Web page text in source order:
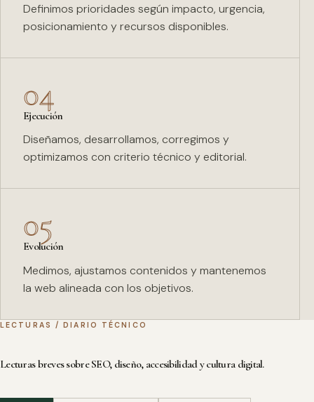
Definimos prioridades según impacto, urgencia,
posicionamiento y recursos disponibles.
04
Ejecución
Diseñamos, desarrollamos, corregimos y
optimizamos con criterio técnico y editorial.
05
Evolución
Medimos, ajustamos contenidos y mantenemos
la web alineada con los objetivos.
LECTURAS / DIARIO TÉCNICO
Lecturas breves sobre SEO, diseño, accesibilidad y cultura digital.